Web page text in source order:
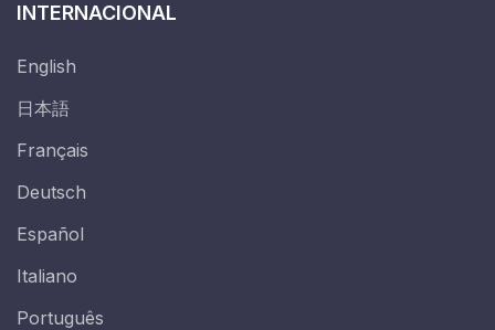
INTERNACIONAL
English
日本語
Français
Deutsch
Español
Italiano
Português